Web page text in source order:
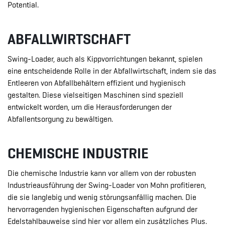
Potential.
ABFALLWIRTSCHAFT
Swing-Loader, auch als Kippvorrichtungen bekannt, spielen
eine entscheidende Rolle in der Abfallwirtschaft, indem sie das
Entleeren von Abfallbehältern effizient und hygienisch
gestalten. Diese vielseitigen Maschinen sind speziell
entwickelt worden, um die Herausforderungen der
Abfallentsorgung zu bewältigen.
CHEMISCHE INDUSTRIE
Die chemische Industrie kann vor allem von der robusten
Industrieausführung der Swing-Loader von Mohn profitieren,
die sie langlebig und wenig störungsanfällig machen. Die
hervorragenden hygienischen Eigenschaften aufgrund der
Edelstahlbauweise sind hier vor allem ein zusätzliches Plus.